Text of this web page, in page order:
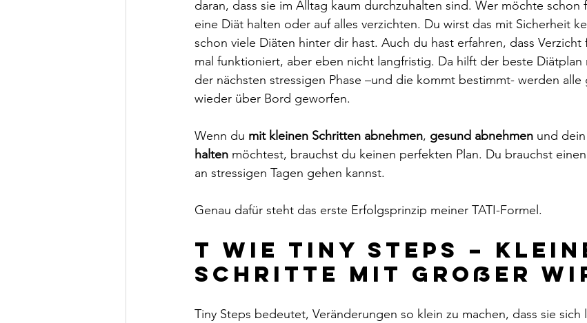
daran, dass sie im Alltag kaum durchzuhalten sind. Wer möchte schon
eine Diät halten oder auf alles verzichten. Du wirst das mit Sicherheit
schon viele Diäten hinter dir hast. Auch du hast erfahren, dass
mal funktioniert, aber eben nicht langfristig. Da hilft der beste Diätplan
der nächsten stressigen Phase –und die kommt bestimmt- werden alle
wieder über Bord geworfen.
Wenn du mit kleinen Schritten abnehmen, gesund abnehmen und
halten möchtest, brauchst du keinen perfekten Plan. Du brauchst
an stressigen Tagen gehen kannst.
Genau dafür steht das erste Erfolgsprinzip meiner TATI-Formel.
T wie Tiny Steps –
Schritte mit großer
Tiny Steps bedeutet, Veränderungen so klein zu machen, dass sie sich